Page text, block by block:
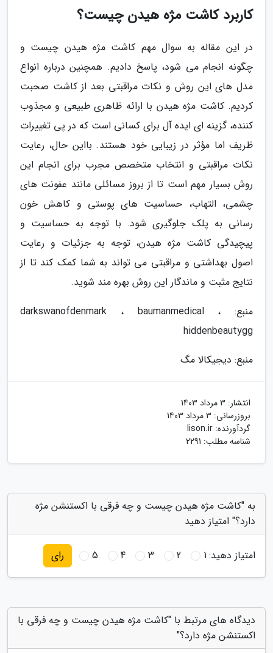
کاربرد کاشت مژه هیدن چیست؟
در این مقاله به سوال مهم کاشت مژه هیدن چیست و
چگونه انجام می شود، پاسخ دادیم. همچنین درباره انواع
مدل های این روش و نکات مراقبتی بعد از کاشت صحبت
کردیم. کاشت مژه هیدن با ارائه ظاهری طبیعی و مجذوب
کننده، گزینه ای ایده آل برای کسانی است که در پی تغییرات
ظریف اما مؤثر در زیبایی خود هستند. بااین حال، رعایت
نکات مراقبتی و انتخاب متخصص مجرب برای انجام این
روش بسیار مهم است تا از بروز مسائلی مانند عفونت های
چشمی، التهاب، حساسیت های پوستی و کاهش خون
رسانی به پلک جلوگیری شود. با توجه به حساسیت و
پیچیدگی کاشت مژه هیدن، توجه به جزئیات و رعایت
اصول بهداشتی و مراقبتی می تواند به شما کمک کند تا از
نتایج مثبت و ماندگار این روش بهره مند شوید.
منبع: darkswanofdenmark ، baumanmedical ،
hiddenbeautygg
منبع: دیجیکالا مگ
انتشار: 3 مرداد 1403
بروزرسانی: 3 مرداد 1403
گردآورنده: lison.ir
شناسه مطلب: 2291
به "کاشت مژه هیدن چیست و چه فرقی با اکستنشن مژه
دارد؟" امتیاز دهید
امتیاز دهید:1
2
3
4
5 رای
دیدگاه های مرتبط با "کاشت مژه هیدن چیست و چه فرقی با
اکستنشن مژه دارد؟"